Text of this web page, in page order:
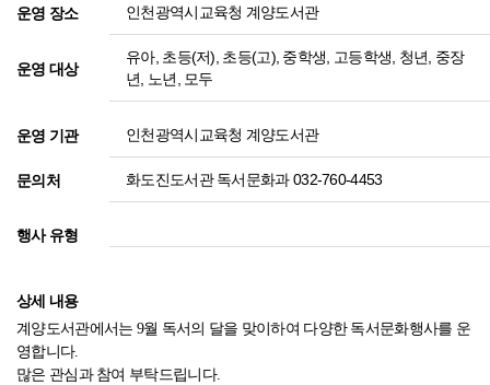
운영 장소 인천광역시교육청 계양도서관
운영 대상
유아, 초등(저), 초등(고), 중학생, 고등학생, 청년, 중장
년, 노년, 모두
운영 기관 인천광역시교육청 계양도서관
문의처 화도진도서관 독서문화과 032-760-4453
행사 유형
상세 내용
계양도서관에서는 9월 독서의 달을 맞이하여 다양한 독서문화행사를 운
영합니다.
많은 관심과 참여 부탁드립니다.